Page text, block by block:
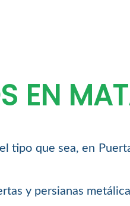
EN
que sea, en
y persianas